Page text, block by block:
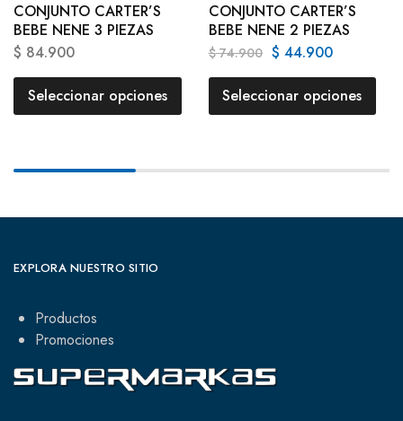
CONJUNTO CARTER’S
BEBE NENE 3 PIEZAS
$ 84.900
Seleccionar opciones
CONJUNTO CARTER’S
BEBE NENE 2 PIEZAS
$74.900 $ 44.900
Seleccionar opciones
EXPLORA NUESTRO SITIO
Productos
Promociones